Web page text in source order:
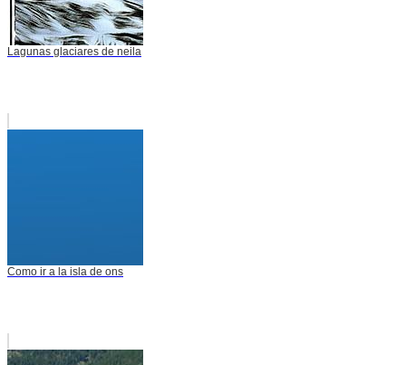
Lagunas glaciares de neila
Como ir a la isla de ons